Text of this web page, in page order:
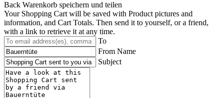
Back Warenkorb speichern und teilen
Your Shopping Cart will be saved with Product pictures and
information, and Cart Totals. Then send it to yourself, or a friend,
with a link to retrieve it at any time.
To
From Name
Subject